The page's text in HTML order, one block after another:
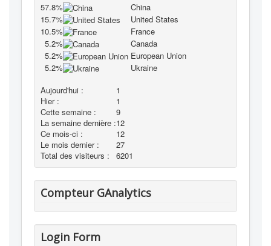
57.8%
China
15.7%
United States
10.5%
France
5.2%
Canada
5.2%
European Union
5.2%
Ukraine
Aujourd'hui :
1
Hier :
1
Cette semaine :
9
La semaine dernière :12
Ce mois-ci :
12
Le mois dernier :
27
Total des visiteurs :
6201
Compteur GAnalytics
Login Form